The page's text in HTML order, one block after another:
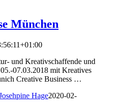
München
und Kreativschaffende und
07.03.2018 mit Kreatives
Creative Business …
Hage2020-02-